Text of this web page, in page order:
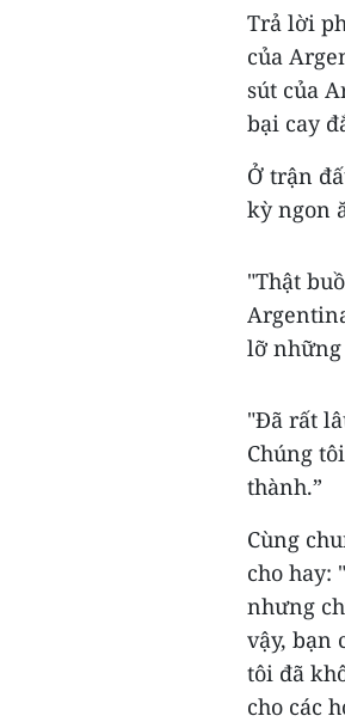
Trả lời
của
sút của
bại cay
Ở trận
kỳ ngon
"Thật
lỡ những
"Đã rất
Chúng
thành.”
Cùng
cho hay:
nhưng
vậy, bạn
tôi đã
cho các